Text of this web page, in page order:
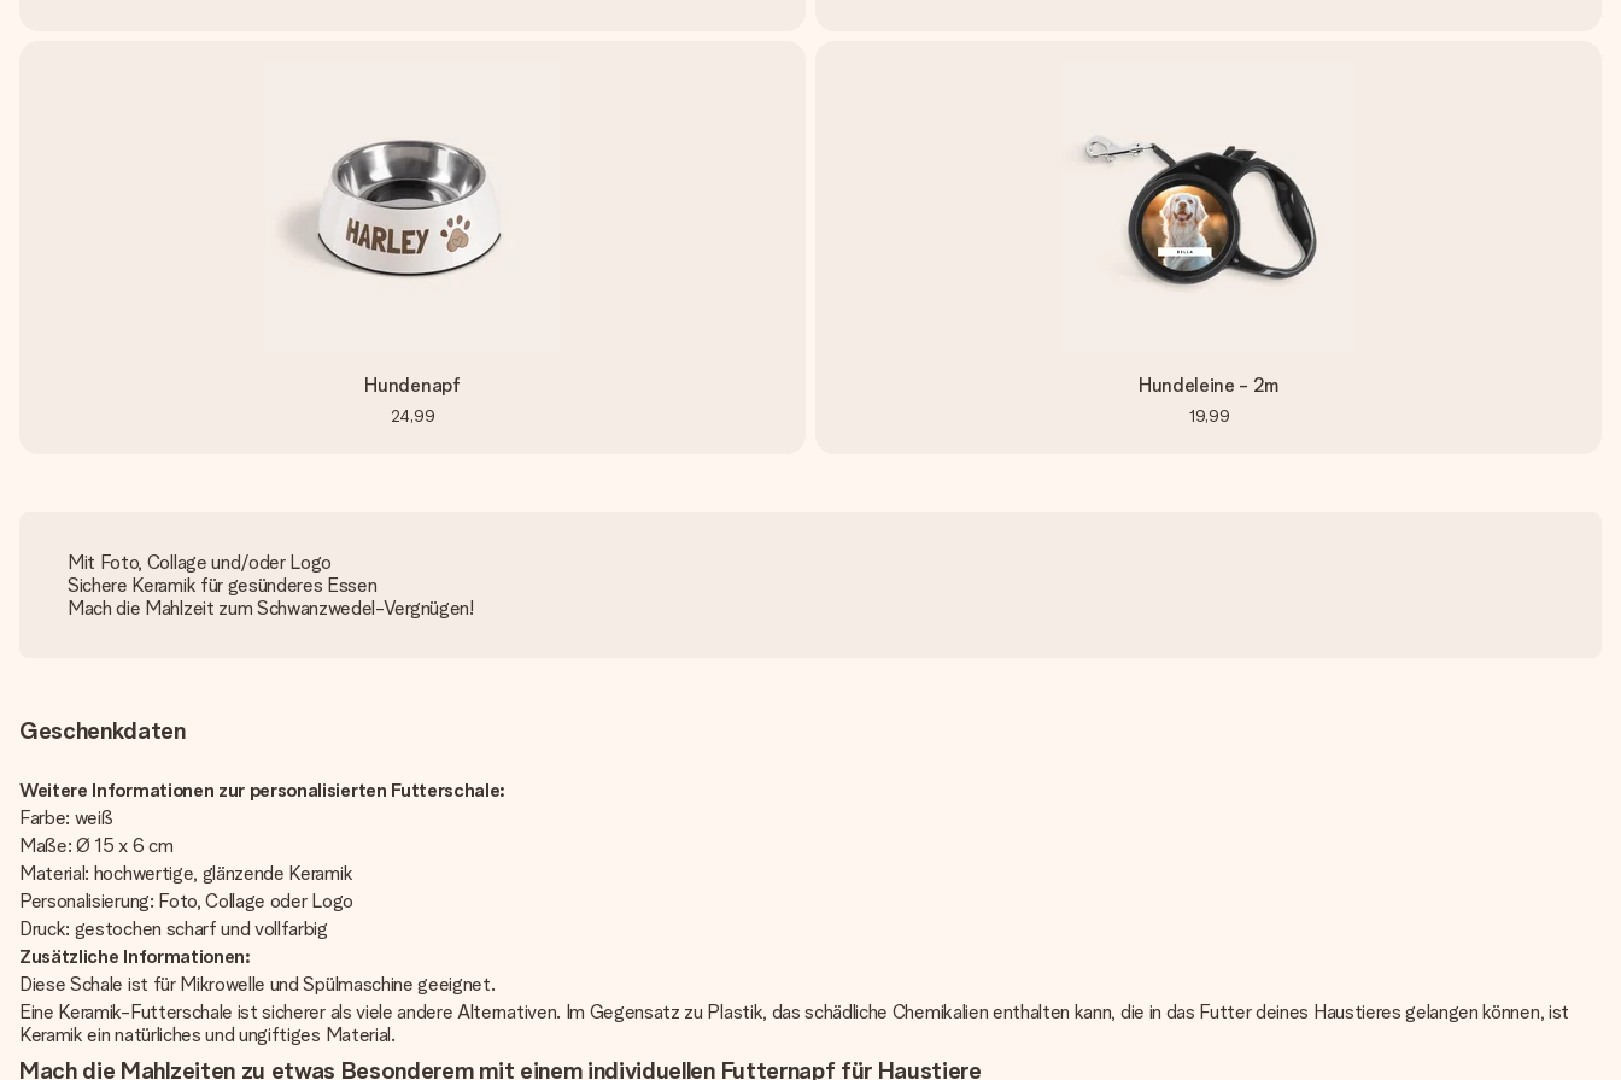
Hundenapf
24,99
Hundeleine - 2m
19,99
Mit Foto, Collage und/oder Logo
Sichere Keramik für gesünderes Essen
Mach die Mahlzeit zum Schwanzwedel-Vergnügen!
Geschenkdaten
Weitere Informationen zur personalisierten Futterschale:
Farbe: weiß
Maße: Ø 15 x 6 cm
Material: hochwertige, glänzende Keramik
Personalisierung: Foto, Collage oder Logo
Druck: gestochen scharf und vollfarbig
Zusätzliche Informationen:
Diese Schale ist für Mikrowelle und Spülmaschine geeignet.
Eine Keramik-Futterschale ist sicherer als viele andere Alternativen. Im Gegensatz zu Plastik, das schädliche Chemikalien enthalten kann, die in das Futter deines Haustieres gelangen können, ist
Keramik ein natürliches und ungiftiges Material.
Mach die Mahlzeiten zu etwas Besonderem mit einem individuellen Futternapf für Haustiere